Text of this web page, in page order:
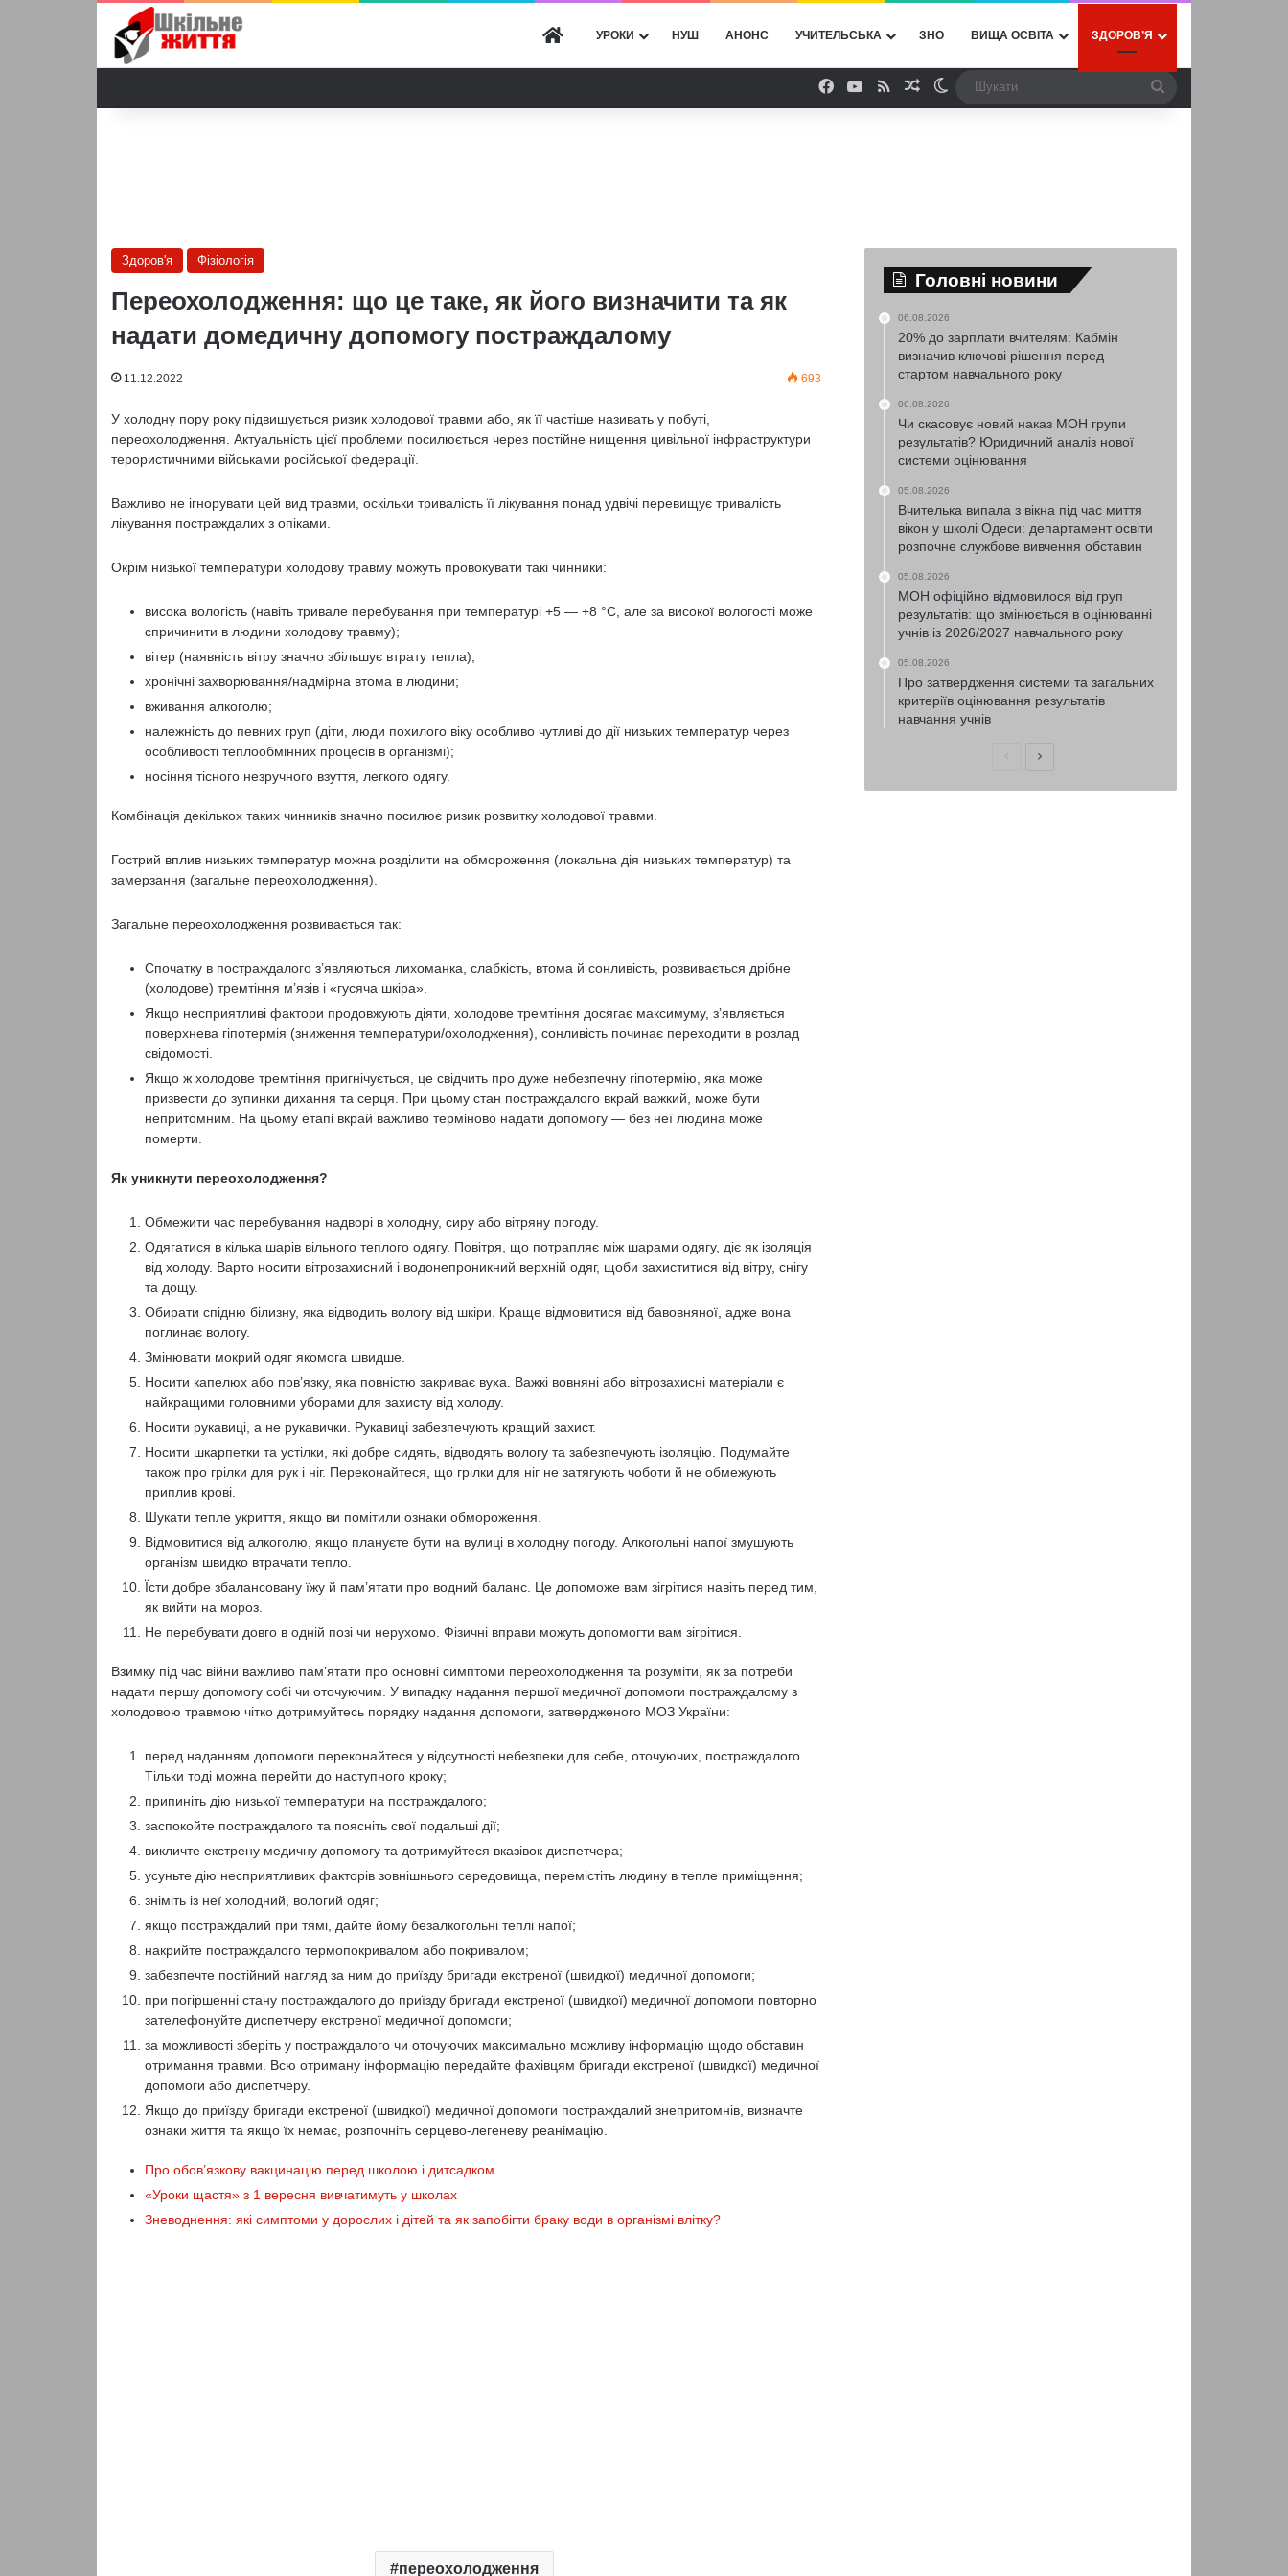
ГОЛОВНА
УРОКИ НУШ АНОНС УЧИТЕЛЬСЬКА ЗНО ВИЩА ОСВІТА ЗДОРОВ’Я
Facebook
YouTube
RSSВипадкова стаття
Switch skin
Здоров'я Фізіологія
Переохолодження: що це таке, як його визначити та як
надати домедичну допомогу постраждалому
11.12.2022 693
У холодну пору року підвищується ризик холодової травми або, як її частіше називать у побуті,
переохолодження. Актуальність цієї проблеми посилюється через постійне нищення цивільної інфраструктури
терористичними військами російської федерації.
Важливо не ігнорувати цей вид травми, оскільки тривалість її лікування понад удвічі перевищує тривалість
лікування постраждалих з опіками.
Окрім низької температури холодову травму можуть провокувати такі чинники:
висока вологість (навіть тривале перебування при температурі +5 — +8 °С, але за високої вологості може
спричинити в людини холодову травму);
вітер (наявність вітру значно збільшує втрату тепла);
хронічні захворювання/надмірна втома в людини;
вживання алкоголю;
належність до певних груп (діти, люди похилого віку особливо чутливі до дії низьких температур через
особливості теплообмінних процесів в організмі);
носіння тісного незручного взуття, легкого одягу.
Комбінація декількох таких чинників значно посилює ризик розвитку холодової травми.
Гострий вплив низьких температур можна розділити на обмороження (локальна дія низьких температур) та
замерзання (загальне переохолодження).
Загальне переохолодження розвивається так:
Спочатку в постраждалого з’являються лихоманка, слабкість, втома й сонливість, розвивається дрібне
(холодове) тремтіння м’язів і «гусяча шкіра».
Якщо несприятливі фактори продовжують діяти, холодове тремтіння досягає максимуму, з’являється
поверхнева гіпотермія (зниження температури/охолодження), сонливість починає переходити в розлад
свідомості.
Якщо ж холодове тремтіння пригнічується, це свідчить про дуже небезпечну гіпотермію, яка може
призвести до зупинки дихання та серця. При цьому стан постраждалого вкрай важкий, може бути
непритомним. На цьому етапі вкрай важливо терміново надати допомогу — без неї людина може
померти.
Як уникнути переохолодження?
Обмежити час перебування надворі в холодну, сиру або вітряну погоду.
Одягатися в кілька шарів вільного теплого одягу. Повітря, що потрапляє між шарами одягу, діє як ізоляція
від холоду. Варто носити вітрозахисний і водонепроникний верхній одяг, щоби захиститися від вітру, снігу
та дощу.
Обирати спідню білизну, яка відводить вологу від шкіри. Краще відмовитися від бавовняної, адже вона
поглинає вологу.
Змінювати мокрий одяг якомога швидше.
Носити капелюх або пов’язку, яка повністю закриває вуха. Важкі вовняні або вітрозахисні матеріали є
найкращими головними уборами для захисту від холоду.
Носити рукавиці, а не рукавички. Рукавиці забезпечують кращий захист.
Носити шкарпетки та устілки, які добре сидять, відводять вологу та забезпечують ізоляцію. Подумайте
також про грілки для рук і ніг. Переконайтеся, що грілки для ніг не затягують чоботи й не обмежують
приплив крові.
Шукати тепле укриття, якщо ви помітили ознаки обмороження.
Відмовитися від алкоголю, якщо плануєте бути на вулиці в холодну погоду. Алкогольні напої змушують
організм швидко втрачати тепло.
Їсти добре збалансовану їжу й пам’ятати про водний баланс. Це допоможе вам зігрітися навіть перед тим,
як вийти на мороз.
Не перебувати довго в одній позі чи нерухомо. Фізичні вправи можуть допомогти вам зігрітися.
Взимку під час війни важливо пам’ятати про основні симптоми переохолодження та розуміти, як за потреби
надати першу допомогу собі чи оточуючим. У випадку надання першої медичної допомоги постраждалому з
холодовою травмою чітко дотримуйтесь порядку надання допомоги, затвердженого МОЗ України:
перед наданням допомоги переконайтеся у відсутності небезпеки для себе, оточуючих, постраждалого.
Тільки тоді можна перейти до наступного кроку;
припиніть дію низької температури на постраждалого;
заспокойте постраждалого та поясніть свої подальші дії;
викличте екстрену медичну допомогу та дотримуйтеся вказівок диспетчера;
усуньте дію несприятливих факторів зовнішнього середовища, перемістіть людину в тепле приміщення;
зніміть із неї холодний, вологий одяг;
якщо постраждалий при тямі, дайте йому безалкогольні теплі напої;
накрийте постраждалого термопокривалом або покривалом;
забезпечте постійний нагляд за ним до приїзду бригади екстреної (швидкої) медичної допомоги;
при погіршенні стану постраждалого до приїзду бригади екстреної (швидкої) медичної допомоги повторно
зателефонуйте диспетчеру екстреної медичної допомоги;
за можливості зберіть у постраждалого чи оточуючих максимально можливу інформацію щодо обставин
отримання травми. Всю отриману інформацію передайте фахівцям бригади екстреної (швидкої) медичної
допомоги або диспетчеру.
Якщо до приїзду бригади екстреної (швидкої) медичної допомоги постраждалий знепритомнів, визначте
ознаки життя та якщо їх немає, розпочніть серцево-легеневу реанімацію.
Про обов’язкову вакцинацію перед школою і дитсадком
«Уроки щастя» з 1 вересня вивчатимуть у школах
Зневоднення: які симптоми у дорослих і дітей та як запобігти браку води в організмі влітку?
переохолодження
Головні новини
06.08.2026
20% до зарплати вчителям: Кабмін
визначив ключові рішення перед
стартом навчального року
06.08.2026
Чи скасовує новий наказ МОН групи
результатів? Юридичний аналіз нової
системи оцінювання
05.08.2026
Вчителька випала з вікна під час миття
вікон у школі Одеси: департамент освіти
розпочне службове вивчення обставин
05.08.2026
МОН офіційно відмовилося від груп
результатів: що змінюється в оцінюванні
учнів із 2026/2027 навчального року
05.08.2026
Про затвердження системи та загальних
критеріїв оцінювання результатів
навчання учнів
ПопередняНаступна